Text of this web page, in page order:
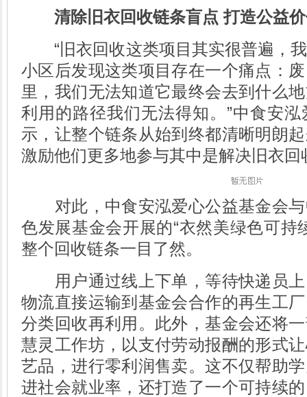
清除旧衣回收链条盲点 打造公益
“旧衣回收这类项目其实很普遍，我
小区后发现这类项目存在一个痛点：
里，我们无法知道它最终会去到什么
利用的路径我们无法得知。”中食安
示，让整个链条从始到终都清晰明朗
激励他们更多地参与其中是解决旧衣
对此，中食安泓爱心公益基金会与
色发展基金会开展的“衣然美绿色可持
整个回收链条一目了然。
用户通过线上下单，等待快递员上
物流直接运输到基金会合作的再生工
分类回收再利用。此外，基金会还将
慧灵工作坊，以支付劳动报酬的形式
艺品，进行零利润售卖。这不仅帮助
进社会就业率，还打造了一个可持续